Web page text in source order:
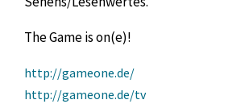
The Game is on(e)!
http://gameone.de/
http://gameone.de/tv